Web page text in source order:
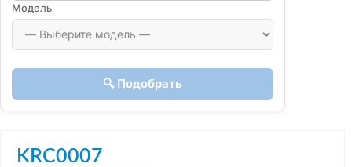
Модель
🔍 Подобрать
KRC0007